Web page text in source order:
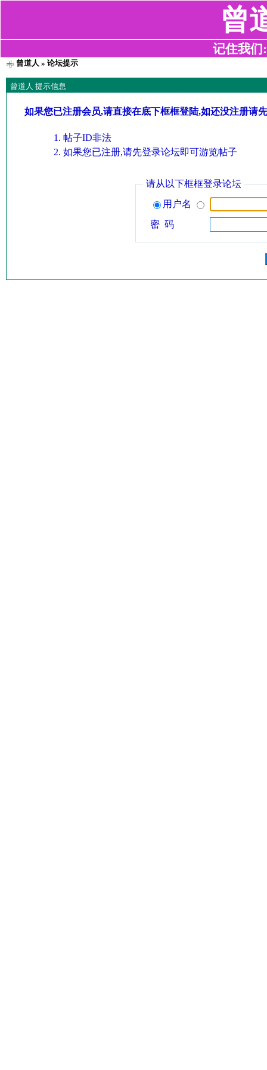
曾
记住我们
曾道人 » 论坛提示
曾道人 提示信息
如果您已注册会员,请直接在底下框框登陆,如还没注册请
帖子ID非法
如果您已注册,请先登录论坛即可游览帖子
请从以下框框登录论坛
用户名
密 码